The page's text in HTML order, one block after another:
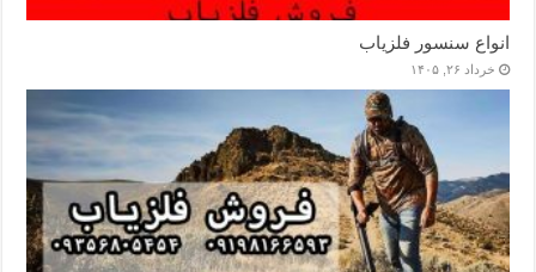
انواع سنسور فلزیاب
خرداد ۲۶, ۱۴۰۵